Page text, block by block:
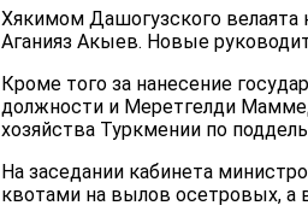
Хякимом Дашогузского
Аганияз Акыев. Новые
Кроме того за нанесение
должности и Меретгелди
хозяйства Туркмении по
На заседании кабинета
квотами на вылов осетровых, а